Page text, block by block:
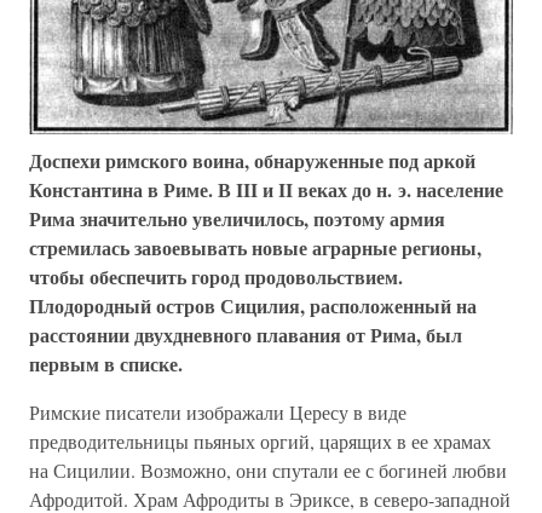
Доспехи римского воина, обнаруженные под аркой
Константина в Риме. В III и II веках до н. э. население
Рима значительно увеличилось, поэтому армия
стремилась завоевывать новые аграрные регионы,
чтобы обеспечить город продовольствием.
Плодородный остров Сицилия, расположенный на
расстоянии двухдневного плавания от Рима, был
первым в списке.
Римские писатели изображали Цересу в виде
предводительницы пьяных оргий, царящих в ее храмах
на Сицилии. Возможно, они спутали ее с богиней любви
Афродитой. Храм Афродиты в Эриксе, в северо-западной